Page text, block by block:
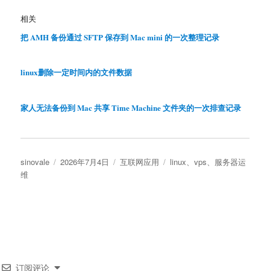
相关
把 AMH 备份通过 SFTP 保存到 Mac mini 的一次整理记录
linux删除一定时间内的文件数据
家人无法备份到 Mac 共享 Time Machine 文件夹的一次排查记录
作
者
sinovale
发
2026年7月4日
分
互联网应用
标
linux、vps、 服务器运
维
订阅评论